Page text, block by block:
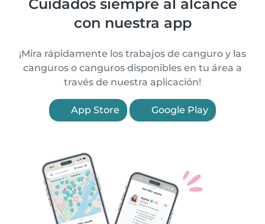
Cuidados siempre al alcance
con nuestra app
¡Mira rápidamente los trabajos de canguro y las
canguros o canguros disponibles en tu área a
través de nuestra aplicación!
App Store Google Play